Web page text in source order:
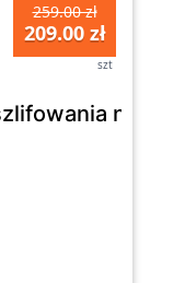
259.00 zł
209.00 zł
szt
na